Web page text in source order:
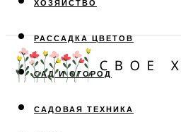
ХОЗЯЙСТВО
РАССАДКА ЦВЕТОВ
САД И ОГОРОД
САДОВАЯ ТЕХНИКА